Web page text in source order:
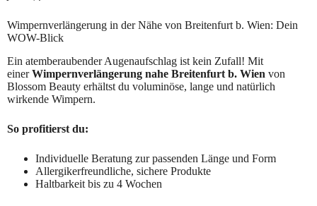
Wimpernverlängerung in der Nähe von Breitenfurt b. Wien: Dein
WOW-Blick
Ein atemberaubender Augenaufschlag ist kein Zufall! Mit
einerWimpernverlängerung nahe Breitenfurt b. Wien von
Blossom Beauty erhältst du voluminöse, lange und natürlich
wirkende Wimpern.
So profitierst du:
Individuelle Beratung zur passenden Länge und Form
Allergikerfreundliche, sichere Produkte
Haltbarkeit bis zu 4 Wochen